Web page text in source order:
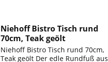
Niehoff Bistro Tisch rund
70cm, Teak geölt
Niehoff Bistro Tisch rund 70cm,
Teak geölt Der edle Rundfuß aus